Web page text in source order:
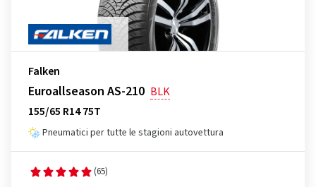
Falken
Euroallseason AS-210 BLK
155/65 R14 75T
Pneumatici per tutte le stagioni autovettura
(65)